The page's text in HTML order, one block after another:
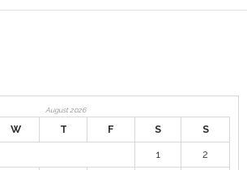
August 2026
W T F S S
1 2